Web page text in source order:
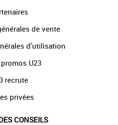
de vente
d'utilisation
U23
recrute
privées
CONSEILS